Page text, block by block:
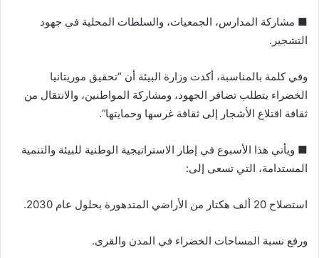
■ مشاركة المدارس، الجمعيات، والسلطات المحلية في جهود
التشجير.
وفي كلمة بالمناسبة، أكدت وزارة البيئة أن “تحقيق موريتانيا
الخضراء يتطلب تضافر الجهود، ومشاركة المواطنين، والانتقال من
ثقافة اقتلاع الأشجار إلى ثقافة غرسها وحمايتها”.
■ ويأتي هذا الأسبوع في إطار الاستراتيجية الوطنية للبيئة والتنمية
المستدامة، التي تسعى إلى:
استصلاح 20 ألف هكتار من الأراضي المتدهورة بحلول عام 2030.
ورفع نسبة المساحات الخضراء في المدن والقرى.